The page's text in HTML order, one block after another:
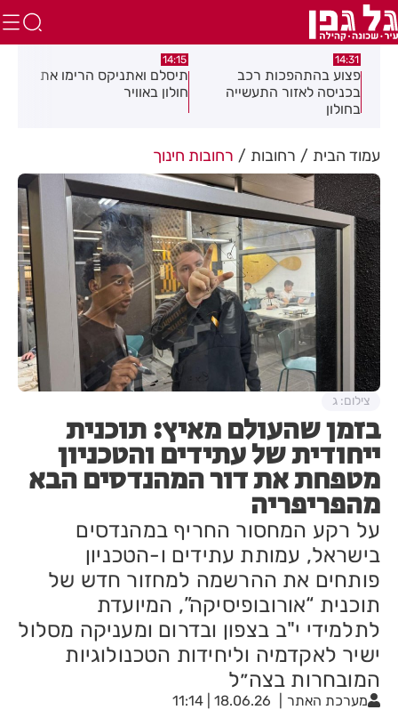
14:31
פצוע בהתהפכות רכב
בכניסה לאזור התעשייה
בחולון
14:15
תיסלם ואתניקס הרימו את
חולון באוויר
עמוד הבית רחובות רחובות חינוך
בזמן שהעולם מאיץ: תוכנית
ייחודית של עתידים והטכניון
מטפחת את דור המהנדסים הבא
מהפריפריה
על רקע המחסור החריף במהנדסים
בישראל, עמותת עתידים ו-הטכניון
פותחים את ההרשמה למחזור חדש של
תוכנית “אורובופיסיקה”, המיועדת
לתלמידי י"ב בצפון ובדרום ומעניקה מסלול
ישיר לאקדמיה וליחידות הטכנולוגיות
המובחרות בצה״ל
מערכת האתר 18.06.26 | 11:14
צילום: ג